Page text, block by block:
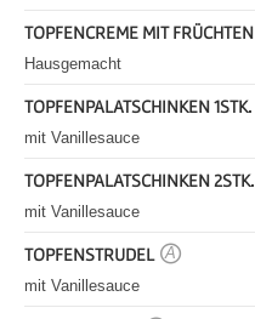
TOPFENCREME MIT FRÜCHTEN
Hausgemacht
TOPFENPALATSCHINKEN 1STK.
mit Vanillesauce
TOPFENPALATSCHINKEN 2STK.
mit Vanillesauce
TOPFENSTRUDEL A
mit Vanillesauce